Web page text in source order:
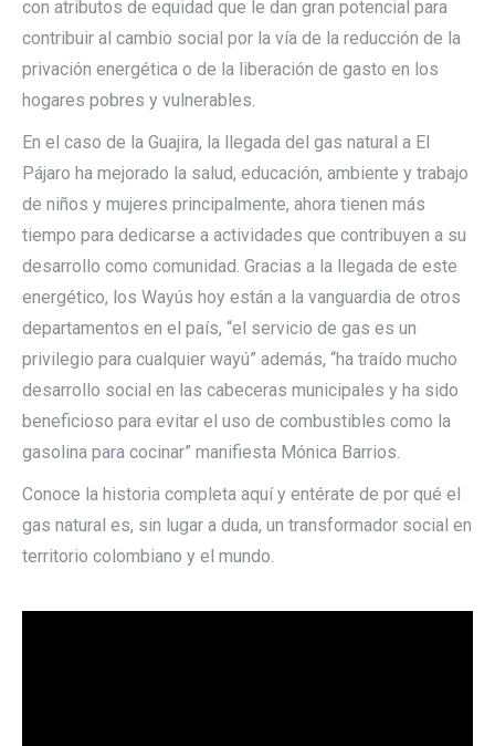
con atributos de equidad que le dan gran potencial para
contribuir al cambio social por la vía de la reducción de la
privación energética o de la liberación de gasto en los
hogares pobres y vulnerables.
En el caso de la Guajira, la llegada del gas natural a El
Pájaro ha mejorado la salud, educación, ambiente y trabajo
de niños y mujeres principalmente, ahora tienen más
tiempo para dedicarse a actividades que contribuyen a su
desarrollo como comunidad. Gracias a la llegada de este
energético, los Wayús hoy están a la vanguardia de otros
departamentos en el país, “el servicio de gas es un
privilegio para cualquier wayú” además, “ha traído mucho
desarrollo social en las cabeceras municipales y ha sido
beneficioso para evitar el uso de combustibles como la
gasolina para cocinar” manifiesta Mónica Barrios.
Conoce la historia completa aquí y entérate de por qué el
gas natural es, sin lugar a duda, un transformador social en
territorio colombiano y el mundo.